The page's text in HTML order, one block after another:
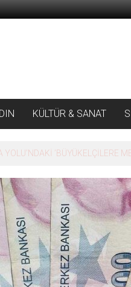
KÜLTÜR & SANAT
’BÜYÜKELÇİLERE